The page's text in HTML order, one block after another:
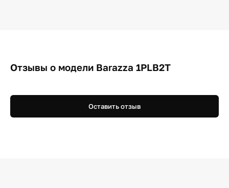
Отзывы о модели Barazza 1PLB2T
Оставить отзыв